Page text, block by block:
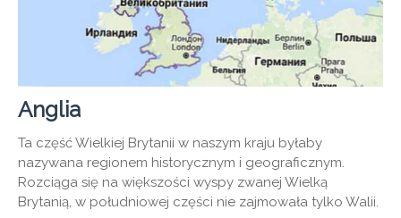
Anglia
Ta część Wielkiej Brytanii w naszym kraju byłaby
nazywana regionem historycznym i geograficznym.
Rozciąga się na większości wyspy zwanej Wielką
Brytanią, w południowej części nie zajmowała tylko Walii.